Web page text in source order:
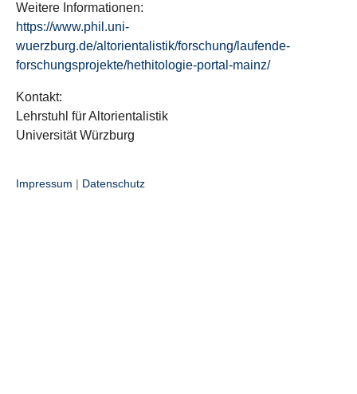
Weitere Informationen:
https://www.phil.uni-
wuerzburg.de/altorientalistik/forschung/laufende-
forschungsprojekte/hethitologie-portal-mainz/
Kontakt:
Lehrstuhl für Altorientalistik
Universität Würzburg
Impressum | Datenschutz